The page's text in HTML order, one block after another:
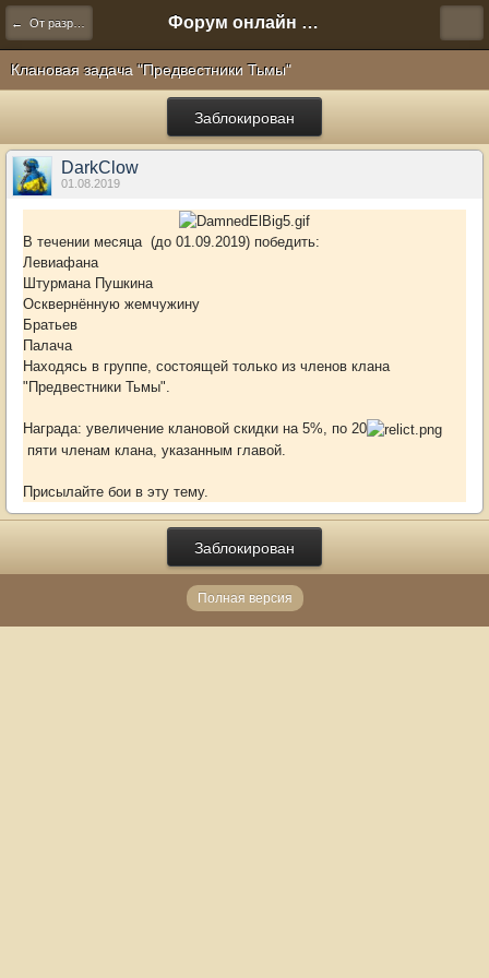
← От разработчиков Форум онлайн игры "Новая Эра" (Нюра Биз)
Клановая задача "Предвестники Тьмы"
Заблокирован
DarkClow
01.08.2019
В течении месяца (до 01.09.2019) победить:
Левиафана
Штурмана Пушкина
Осквернённую жемчужину
Братьев
Палача
Находясь в группе, состоящей только из членов клана
"Предвестники Тьмы".
Награда: увеличение клановой скидки на 5%, по 20
пяти членам клана, указанным главой.
Присылайте бои в эту тему.
Заблокирован
Полная версия